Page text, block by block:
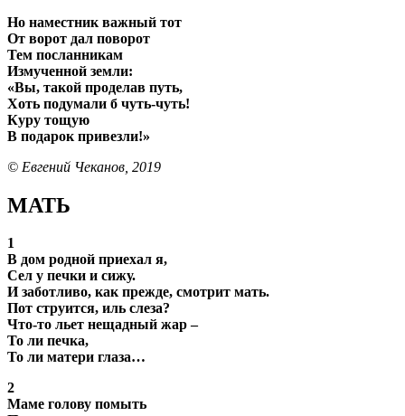
Но наместник важный тот
От ворот дал поворот
Тем посланникам
Измученной земли:
«Вы, такой проделав путь,
Хоть подумали б чуть-чуть!
Куру тощую
В подарок привезли!»
© Евгений Чеканов, 2019
МАТЬ
1
В дом родной приехал я,
Сел у печки и сижу.
И заботливо, как прежде, смотрит мать.
Пот струится, иль слеза?
Что-то льет нещадный жар –
То ли печка,
То ли матери глаза…
2
Маме голову помыть